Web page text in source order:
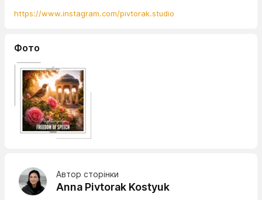
https://www.instagram.com/pivtorak.studio
Фото
Автор сторінки
Anna Pivtorak Kostyuk